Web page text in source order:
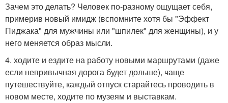
Зачем это делать? Человек по-разному ощущает себя,
примерив новый имидж (вспомните хотя бы "Эффект
Пиджака" для мужчины или "шпилек" для женщины), и у
него меняется образ мысли.
4. ходите и ездите на работу новыми маршрутами (даже
если непривычная дорога будет дольше), чаще
путешествуйте, каждый отпуск старайтесь проводить в
новом месте, ходите по музеям и выставкам.